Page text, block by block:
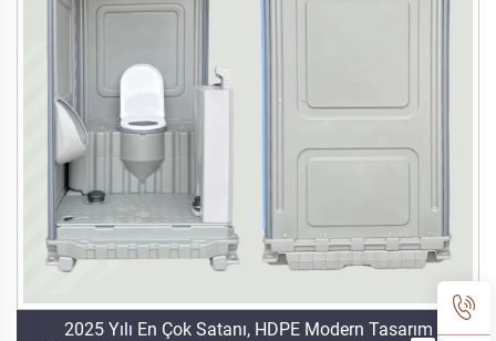
2025 Yılı En Çok Satanı, HDPE Modern Tasarım